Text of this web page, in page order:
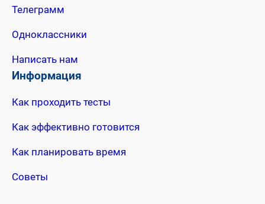
Телеграмм
Одноклассники
Написать нам
Информация
Как проходить тесты
Как эффективно готовится
Как планировать время
Советы